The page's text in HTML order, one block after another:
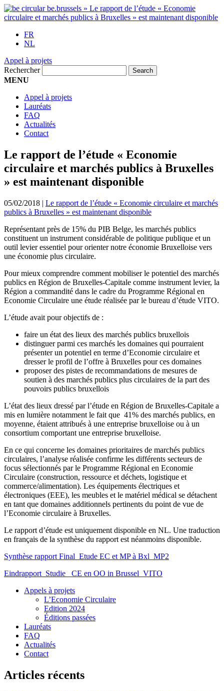
FR
NL
Appel à projets
Rechercher
MENU
Appel à projets
Lauréats
FAQ
Actualités
Contact
Le rapport de l’étude « Economie
circulaire et marchés publics à Bruxelles
» est maintenant disponible
05/02/2018 | Le rapport de l’étude « Economie circulaire et marchés
publics à Bruxelles » est maintenant disponible
Représentant près de 15% du PIB Belge, les marchés publics
constituent un instrument considérable de politique publique et un
outil levier essentiel pour orienter notre économie Bruxelloise vers
une économie plus circulaire.
Pour mieux comprendre comment mobiliser le potentiel des marchés
publics en Région de Bruxelles-Capitale comme instrument levier, la
Région a commandité dans le cadre du Programme Régional en
Economie Circulaire une étude réalisée par le bureau d’étude VITO.
L’étude avait pour objectifs de :
faire un état des lieux des marchés publics bruxellois
distinguer parmi ces marchés les domaines qui pourraient
présenter un potentiel en terme d’Economie circulaire et
dresser le profil de l’offre à Bruxelles pour ces domaines
proposer des pistes de recommandations de mesures de
soutien à des marchés publics plus circulaires de la part des
pouvoirs publics bruxellois
L’état des lieux dressé par l’étude en Région de Bruxelles-Capitale a
mis en lumière notamment le fait que 41% des marchés publics, en
moyenne, étaient attribués à une entreprise bruxelloise ou à un
consortium comportant une entreprise bruxelloise.
En ce qui concerne les domaines prioritaires de marchés publics
circulaires, l’analyse réalisée confirme les différents secteurs de
focus sélectionnés par le Programme Régional en Economie
Circulaire (construction, ressource et déchets, logistique et
commerce/alimentation). Les équipements électriques et
électroniques (EEE), les meubles et le matériel médical se détachent
en tant que domaines additionnels pertinents du point de vue de
l’Economie circulaire à Bruxelles.
Le rapport d’étude est uniquement disponible en NL. Une traduction
en français de la synthèse du rapport est néanmoins disponible.
Synthèse rapport Final_Etude EC et MP à Bxl_MP2
Eindrapport_Studie _CE en OO in Brussel_VITO
Appels à projets
L’Economie Circulaire
Edition 2024
Éditions passées
Lauréats
FAQ
Actualités
Contact
Articles récents